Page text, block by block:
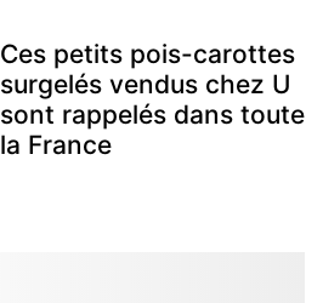
Ces petits pois-carottes
surgelés vendus chez U
sont rappelés dans toute
la France